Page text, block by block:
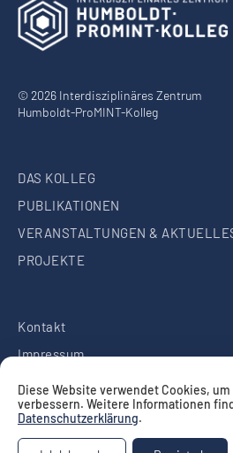
© 2026 Interdisziplinäres Zentrum
Humboldt-ProMINT-Kolleg
DAS KOLLEG
PUBLIKATIONEN
VERANSTALTUNGEN &
PROJEKTE
Kontakt
Impressum
Datenschutz
Diese Website verwendet Cookies,
verbessern. Weitere Informationen
Datenschutzerklärung.